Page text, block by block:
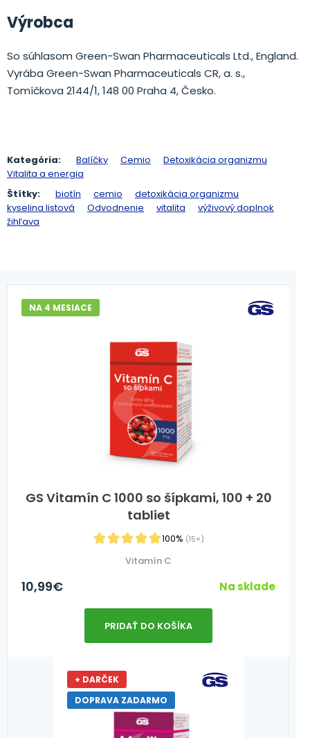
Výrobca
So súhlasom Green-Swan Pharmaceuticals Ltd., England.
Vyrába Green-Swan Pharmaceuticals CR, a. s.,
Tomíčkova 2144/1, 148 00 Praha 4, Česko.
Kategória: Balíčky Cemio
Detoxikácia organizmu
Vitalita a energia
Štítky:
biotín cemio
detoxikácia organizmu
kyselina listová
Odvodnenie vitalita
výživový doplnok
žihľava
GS Vitamín C 1000 so šípkami, 100 + 20
tabliet
100% (15×)
NA 4 MESIACE
Vitamín C
10,99€ Na sklade
PRIDAŤ DO KOŠÍKA
+ DARČEK
DOPRAVA ZADARMO